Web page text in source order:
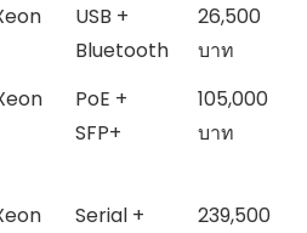
USB +
Bluetooth
26,500
บาท
PoE +
SFP+
105,000
บาท
Serial +
239,500